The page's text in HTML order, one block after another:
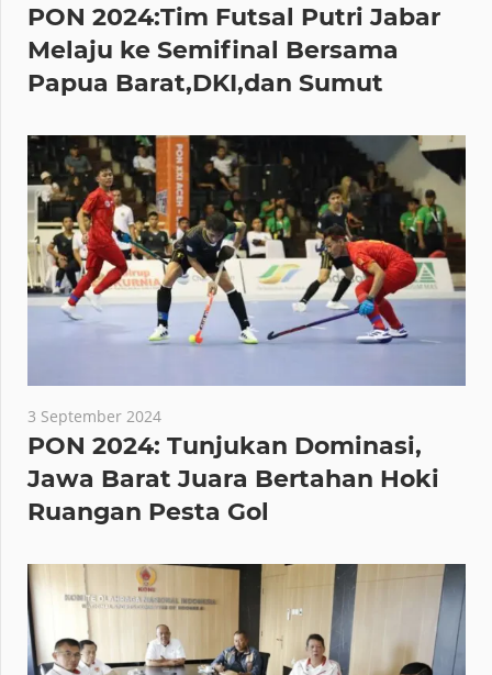
PON 2024:Tim Futsal Putri Jabar
Melaju ke Semifinal Bersama
Papua Barat,DKI,dan Sumut
3 September 2024
PON 2024: Tunjukan Dominasi,
Jawa Barat Juara Bertahan Hoki
Ruangan Pesta Gol